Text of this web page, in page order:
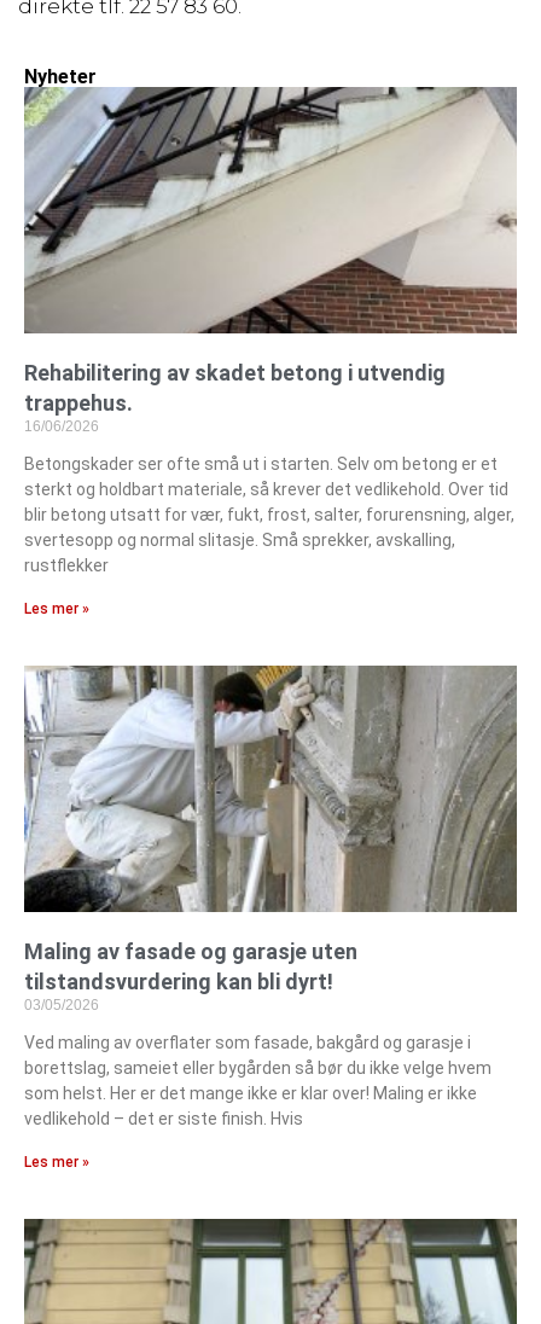
direkte tlf. 22 57 83 60.
Nyheter
Rehabilitering av skadet betong i utvendig
trappehus.
16/06/2026
Betongskader ser ofte små ut i starten. Selv om betong er et
sterkt og holdbart materiale, så krever det vedlikehold. Over tid
blir betong utsatt for vær, fukt, frost, salter, forurensning, alger,
svertesopp og normal slitasje. Små sprekker, avskalling,
rustflekker
Les mer »
Maling av fasade og garasje uten
tilstandsvurdering kan bli dyrt!
03/05/2026
Ved maling av overflater som fasade, bakgård og garasje i
borettslag, sameiet eller bygården så bør du ikke velge hvem
som helst. Her er det mange ikke er klar over! Maling er ikke
vedlikehold – det er siste finish. Hvis
Les mer »